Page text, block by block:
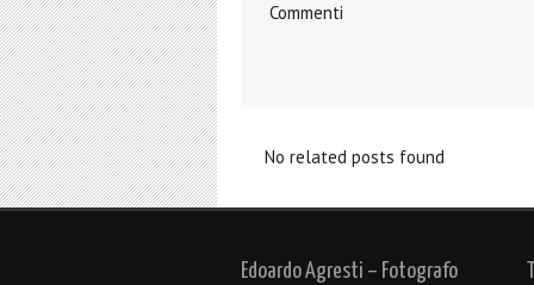
Commenti
No related posts found
Edoardo Agresti – Fotografo